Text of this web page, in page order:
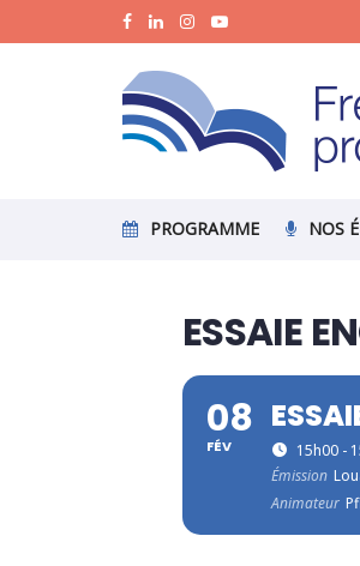
PROGRAMME NOS
ESSAIE
08
FÉV 15h00 -
Émission
Animateur